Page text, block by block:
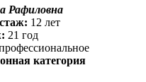
Рафиловна
12 лет
21 год
категория